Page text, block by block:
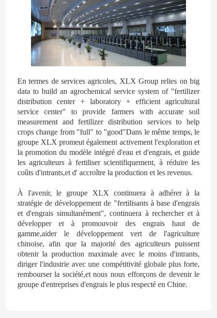
POM plastique
Alcool furfurylique
Acide humique
En termes de services agricoles, XLX Group relies on big
data to build an agrochemical service system of "fertilizer
distribution center + laboratory + efficient agricultural
service center" to provide farmers with accurate soil
measurement and fertilizer distribution services to help
crops change from "full" to "good"Dans le même temps, le
groupe XLX promeut également activement l'exploration et
la promotion du modèle intégré d'eau et d'engrais, et guide
les agriculteurs à fertiliser scientifiquement, à réduire les
coûts d'intrants,et d' accroître la production et les revenus.
À l'avenir, le groupe XLX continuera à adhérer à la
stratégie de développement de "fertilisants à base d'engrais
et d'engrais simultanément", continuera à rechercher et à
développer et à promouvoir des engrais haut de
gamme,aider le développement vert de l'agriculture
chinoise, afin que la majorité des agriculteurs puissent
obtenir la production maximale avec le moins d'intrants,
diriger l'industrie avec une compétitivité globale plus forte,
rembourser la société,et nous nous efforçons de devenir le
groupe d'entreprises d'engrais le plus respecté en Chine.